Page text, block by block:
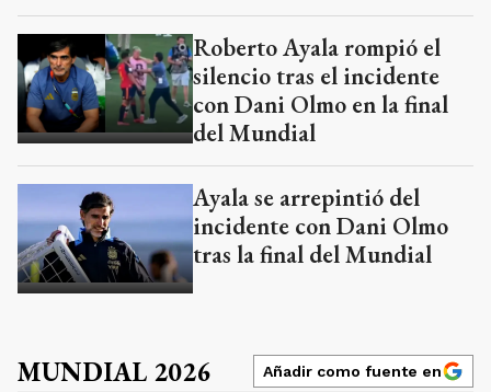
Roberto Ayala rompió el
silencio tras el incidente
con Dani Olmo en la final
del Mundial
Ayala se arrepintió del
incidente con Dani Olmo
tras la final del Mundial
MUNDIAL 2026 Añadir como fuente en